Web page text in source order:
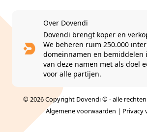
Over Dovendi
Dovendi brengt koper en
We beheren ruim 250.000
domeinnamen en bemiddelen
van deze namen met als doel
voor alle partijen.
© 2026 Copyright Dovendi © - alle
Algemene voorwaarden | Privacy